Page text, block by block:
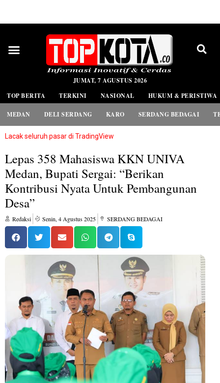
JUMAT, 7 AGUSTUS 2026
TOP BERITA
TERKINI NASIONAL HUKUM & PERISTIWA
MEDAN DELI SERDANG KARO SERDANG BEDAGAI
Lacak seluruh pasar di TradingView
Lepas 358 Mahasiswa KKN UNIVA
Medan, Bupati Sergai: “Berikan
Kontribusi Nyata Untuk Pembangunan
Desa”
Redaksi Senin, 4 Agustus 2025 SERDANG BEDAGAI